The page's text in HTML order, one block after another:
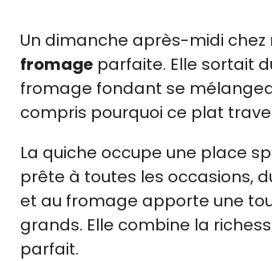
Un dimanche après-midi chez
fromage parfaite. Elle sortait
fromage fondant se
compris pourquoi ce plat
La quiche occupe une place
prête à toutes les occasions,
et au fromage apporte une
grands. Elle combine la
parfait.